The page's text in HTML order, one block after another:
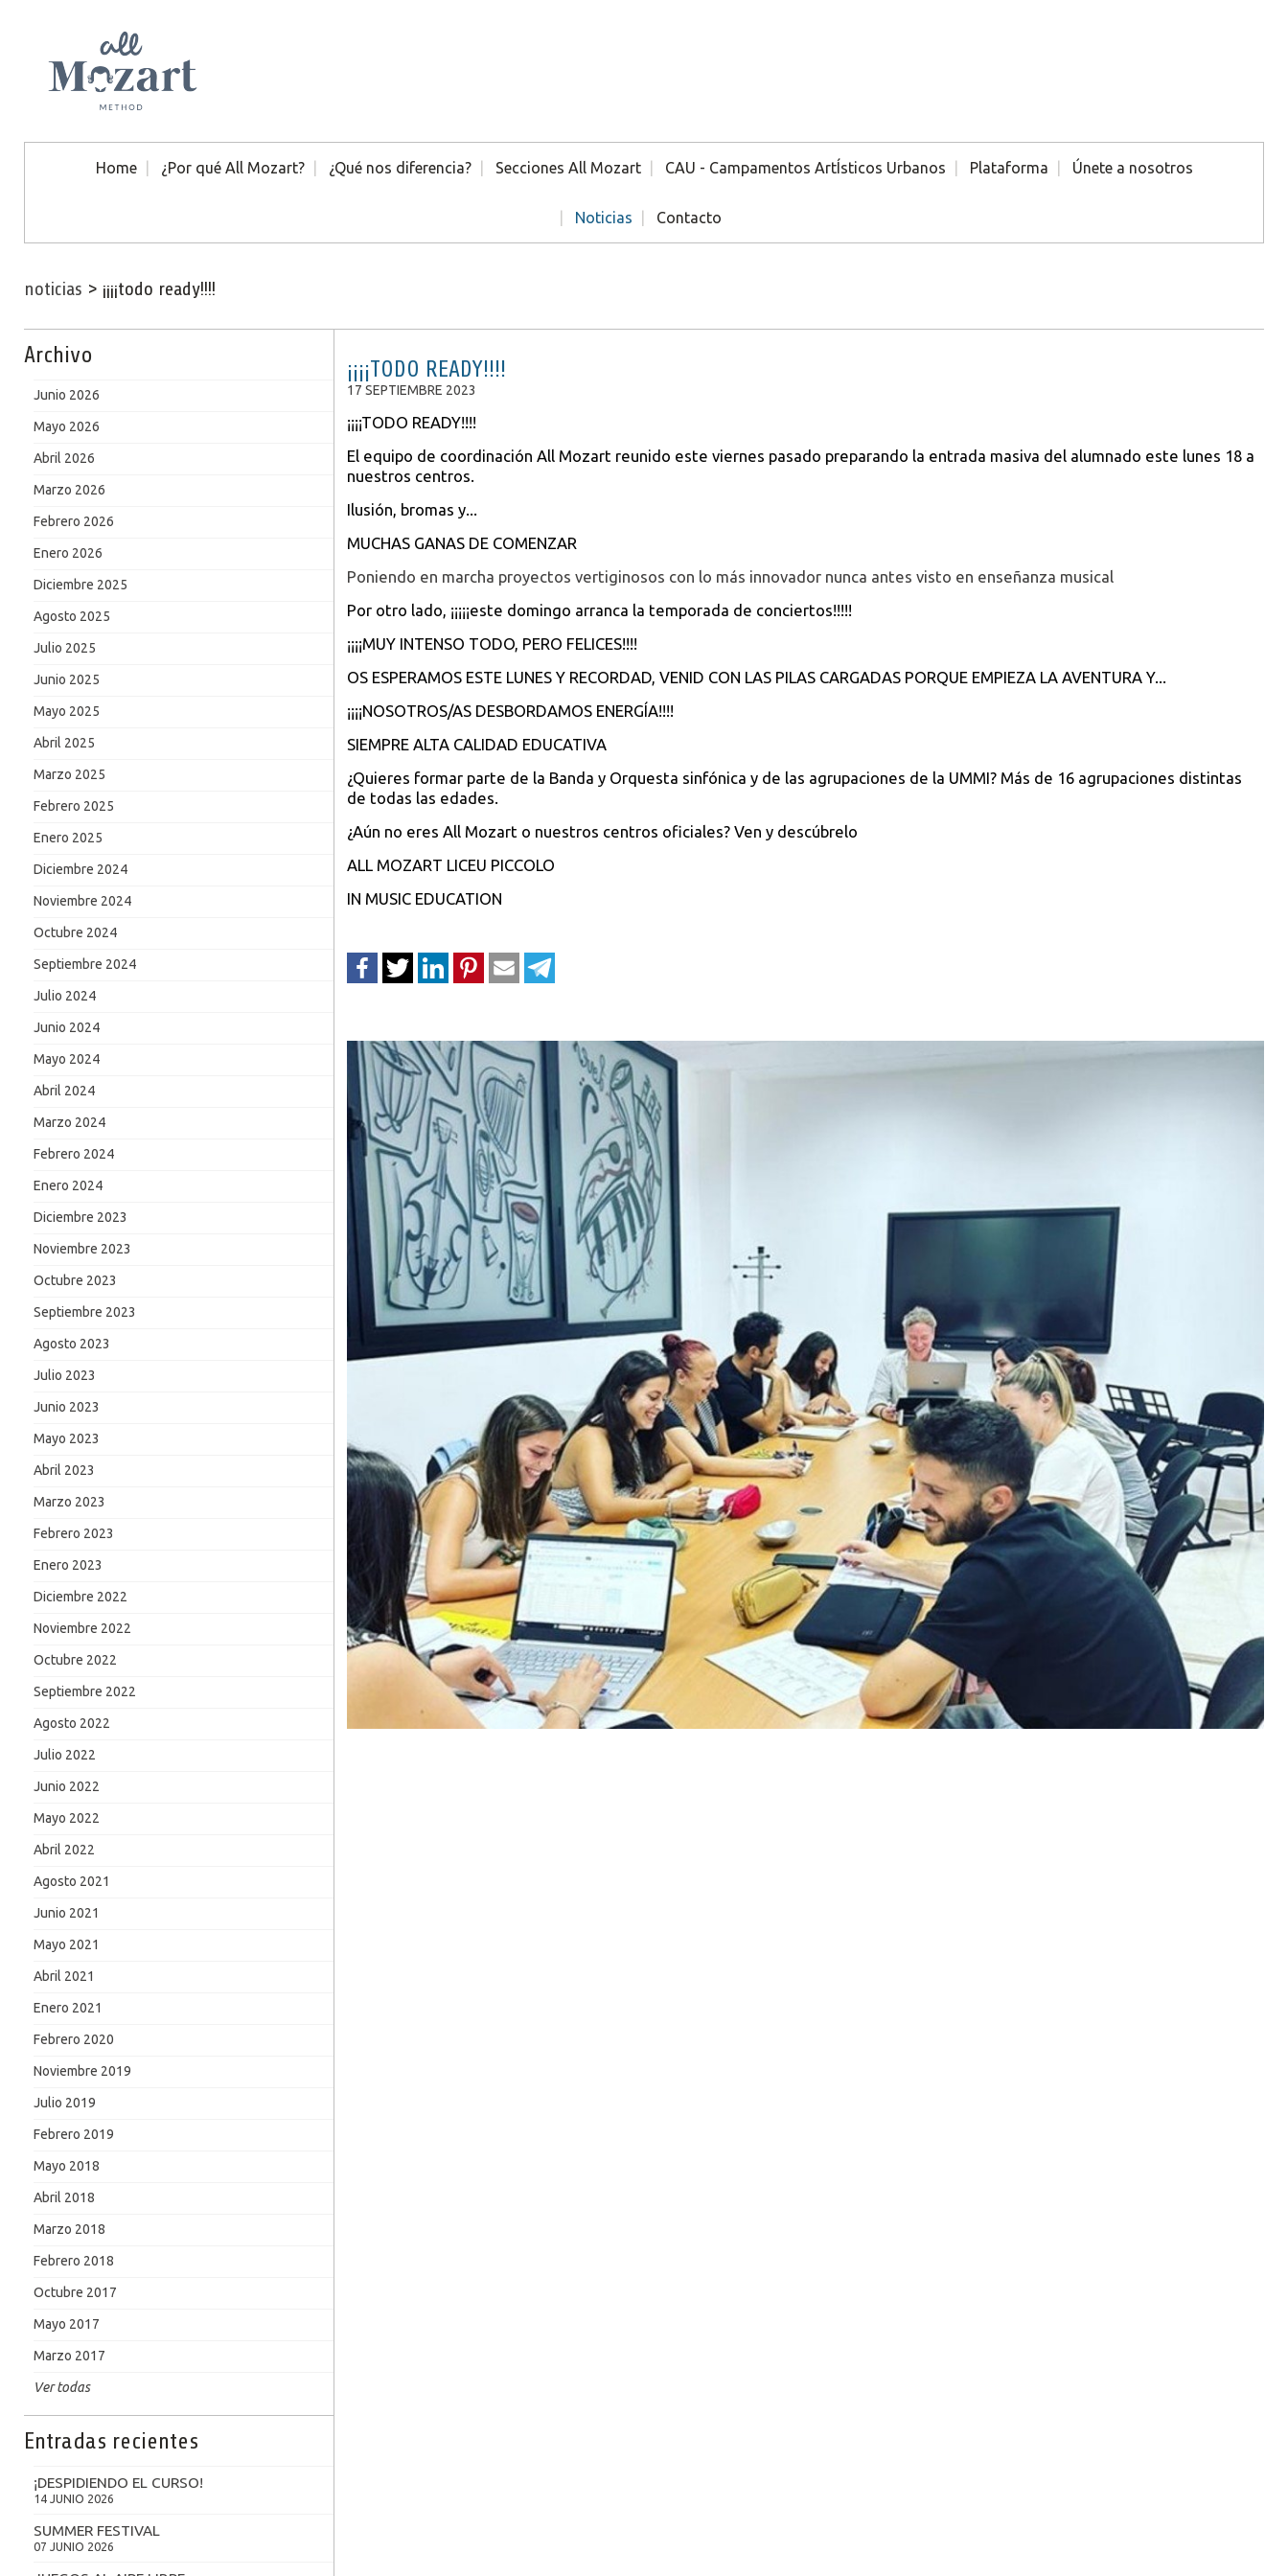
Home ¿Por qué All Mozart? ¿Qué nos diferencia? Secciones All Mozart CAU - Campamentos ArtÍsticos Urbanos Plataforma Únete a nosotros
Noticias Contacto
noticias > ¡¡¡¡todo ready!!!!
Archivo
Junio 2026
Mayo 2026
Abril 2026
Marzo 2026
Febrero 2026
Enero 2026
Diciembre 2025
Agosto 2025
Julio 2025
Junio 2025
Mayo 2025
Abril 2025
Marzo 2025
Febrero 2025
Enero 2025
Diciembre 2024
Noviembre 2024
Octubre 2024
Septiembre 2024
Julio 2024
Junio 2024
Mayo 2024
Abril 2024
Marzo 2024
Febrero 2024
Enero 2024
Diciembre 2023
Noviembre 2023
Octubre 2023
Septiembre 2023
Agosto 2023
Julio 2023
Junio 2023
Mayo 2023
Abril 2023
Marzo 2023
Febrero 2023
Enero 2023
Diciembre 2022
Noviembre 2022
Octubre 2022
Septiembre 2022
Agosto 2022
Julio 2022
Junio 2022
Mayo 2022
Abril 2022
Agosto 2021
Junio 2021
Mayo 2021
Abril 2021
Enero 2021
Febrero 2020
Noviembre 2019
Julio 2019
Febrero 2019
Mayo 2018
Abril 2018
Marzo 2018
Febrero 2018
Octubre 2017
Mayo 2017
Marzo 2017
Ver todas
Entradas recientes
¡DESPIDIENDO EL CURSO!
14 JUNIO 2026
SUMMER FESTIVAL
07 JUNIO 2026
¡¡¡¡TODO READY!!!!
17 SEPTIEMBRE 2023
¡¡¡¡TODO READY!!!!
El equipo de coordinación All Mozart reunido este viernes pasado preparando la entrada masiva del alumnado este lunes 18 a
nuestros centros.
Ilusión, bromas y...
MUCHAS GANAS DE COMENZAR
Poniendo en marcha proyectos vertiginosos con lo más innovador nunca antes visto en enseñanza musical
Por otro lado, ¡¡¡¡¡este domingo arranca la temporada de conciertos!!!!!
¡¡¡¡MUY INTENSO TODO, PERO FELICES!!!!
OS ESPERAMOS ESTE LUNES Y RECORDAD, VENID CON LAS PILAS CARGADAS PORQUE EMPIEZA LA AVENTURA Y...
¡¡¡¡NOSOTROS/AS DESBORDAMOS ENERGÍA!!!!
SIEMPRE ALTA CALIDAD EDUCATIVA
¿Quieres formar parte de la Banda y Orquesta sinfónica y de las agrupaciones de la UMMI? Más de 16 agrupaciones distintas
de todas las edades.
¿Aún no eres All Mozart o nuestros centros oficiales? Ven y descúbrelo
ALL MOZART LICEU PICCOLO
IN MUSIC EDUCATION